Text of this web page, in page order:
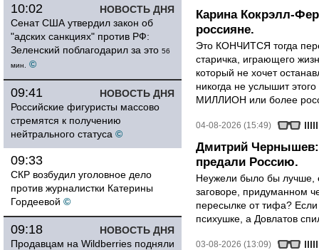
НОВОСТЬ ДНЯ
10:02
Сенат США утвердил закон об
"адских санкциях" против РФ:
Зеленский поблагодарил за это 56
мин.
©
НОВОСТЬ ДНЯ
09:41
Российские фигуристы массово
стремятся к получению
нейтрального статуса ©
09:33
СКР возбудил уголовное дело
против журналистки Катерины
Гордеевой ©
НОВОСТЬ ДНЯ
09:18
Продавцам на Wildberries подняли
Карина Кокрэлл-
россияне.
Это КОНЧИТСЯ тогда
старичка, играющего
который не хочет
никогда не услышит
МИЛЛИОН или более
04-08-2026 (15:49)
Дмитрий Чернышев:
предали Россию.
Неужели было бы лучше,
заговоре, придуманном
пересылке от тифа?
психушке, а Довлатов
03-08-2026 (13:09)